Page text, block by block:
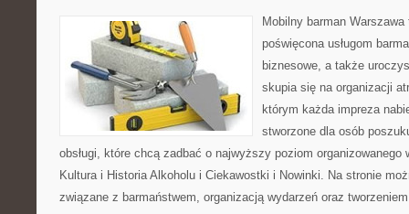
Mobilny barman
poświęcona usługom
biznesowe, a także
skupia się na organizacji
którym każda impreza
stworzone dla osób
obsługi, które chcą zadbać o najwyższy poziom organizowanego
Kultura i Historia Alkoholu i Ciekawostki i Nowinki. Na stronie
związane z barmaństwem, organizacją wydarzeń oraz